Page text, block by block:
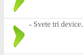
- Svete tri device.